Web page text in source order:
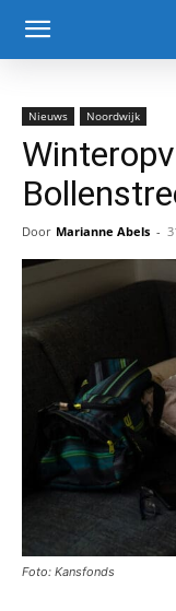
Nieuws Noordwijk
Door Marianne Abels -
Foto: Kansfonds